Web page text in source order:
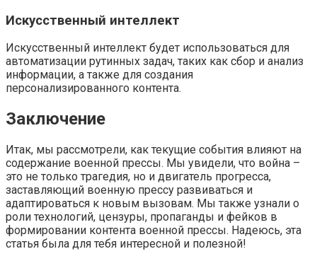
Искусственный интеллект
Искусственный интеллект будет использоваться для
автоматизации рутинных задач, таких как сбор и анализ
информации, а также для создания
персонализированного контента.
Заключение
Итак, мы рассмотрели, как текущие события влияют на
содержание военной прессы. Мы увидели, что война –
это не только трагедия, но и двигатель прогресса,
заставляющий военную прессу развиваться и
адаптироваться к новым вызовам. Мы также узнали о
роли технологий, цензуры, пропаганды и фейков в
формировании контента военной прессы. Надеюсь, эта
статья была для тебя интересной и полезной!